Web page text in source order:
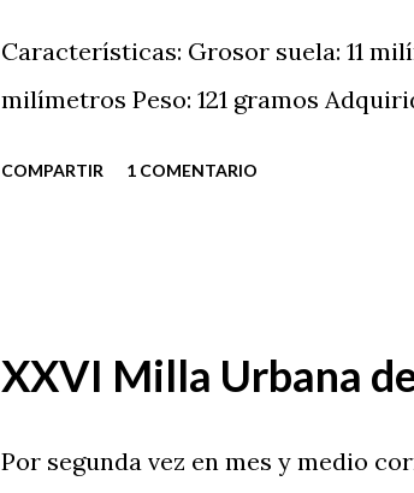
Características: Grosor suela: 11
milímetros Peso: 121 gramos
COMPARTIR 1 COMENTARIO
XXVI Milla Urbana
Por segunda vez en mes y medio